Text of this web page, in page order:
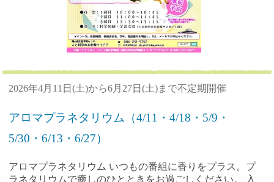
2026年4月11日(土)から6月27日(土)まで不定期開催
アロマプラネタリウム（4/11・4/18・5/9・
5/30・6/13・6/27）
アロマプラネタリウム いつもの番組に香りをプラス。プ
ラネタリウムで癒しのひとときをお過ごしください。 入